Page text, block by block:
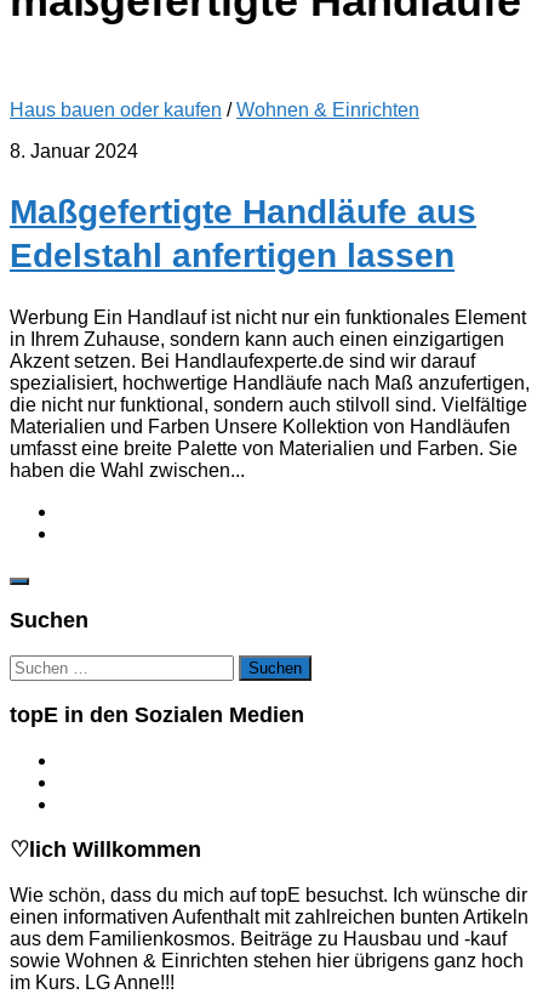
Haus bauen oder kaufen /Wohnen & Einrichten
8. Januar 2024
Maßgefertigte Handläufe aus
Edelstahl anfertigen lassen
Werbung Ein Handlauf ist nicht nur ein funktionales Element
in Ihrem Zuhause, sondern kann auch einen einzigartigen
Akzent setzen. Bei Handlaufexperte.de sind wir darauf
spezialisiert, hochwertige Handläufe nach Maß anzufertigen,
die nicht nur funktional, sondern auch stilvoll sind. Vielfältige
Materialien und Farben Unsere Kollektion von Handläufen
umfasst eine breite Palette von Materialien und Farben. Sie
haben die Wahl zwischen...
Suchen
Suchen
nach:
topE in den Sozialen Medien
♡lich Willkommen
Wie schön, dass du mich auf topE besuchst. Ich wünsche dir
einen informativen Aufenthalt mit zahlreichen bunten Artikeln
aus dem Familienkosmos. Beiträge zu Hausbau und -kauf
sowie Wohnen & Einrichten stehen hier übrigens ganz hoch
im Kurs. LG Anne!!!